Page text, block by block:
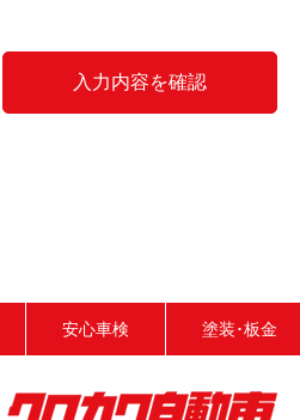
安心車検 塗装･板金